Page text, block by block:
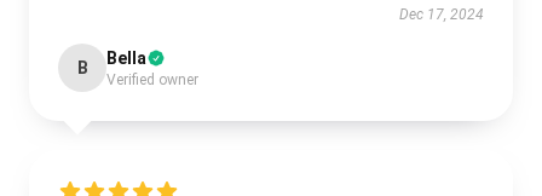
Dec 17, 2024
B Bella
Verified owner